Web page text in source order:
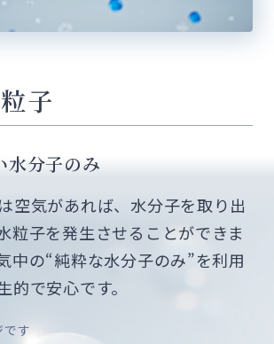
子
水分子のみ
空気があれば、水分子を取り出
粒子を発生させることができま
中の“純粋な水分子のみ”を利用
的で安心です。
です